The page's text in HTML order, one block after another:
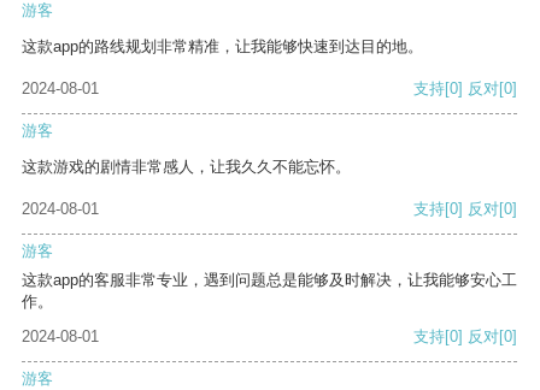
游客
这款app的路线规划非常精准，让我能够快速到达目的地。
2024-08-01 支持[0] 反对[0]
游客
这款游戏的剧情非常感人，让我久久不能忘怀。
2024-08-01 支持[0] 反对[0]
游客
这款app的客服非常专业，遇到问题总是能够及时解决，让我能够安心工
作。
2024-08-01
支持[0] 反对[0]
游客